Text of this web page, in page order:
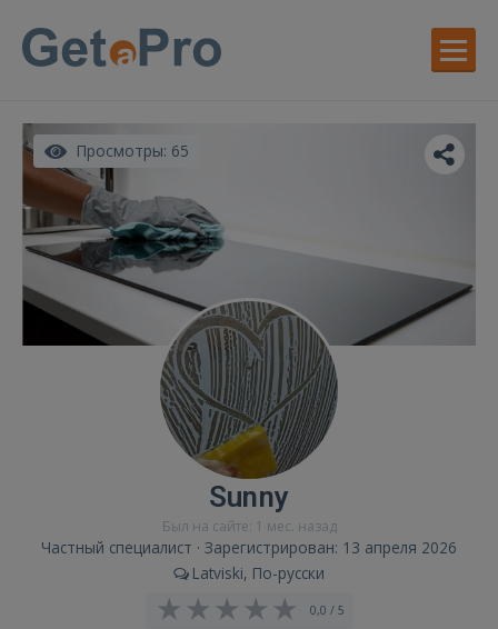
Просмотры: 65
Sunny
Был на сайте: 1 мес. назад
Частный специалист · Зарегистрирован: 13 апреля 2026
Latviski, По-русски
0,0 / 5